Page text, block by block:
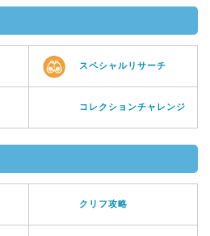
スペシャルリサーチ
コレクションチャレンジ
クリフ攻略